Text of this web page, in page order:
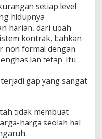
setiap level
hidupnya
harian, dari upah
kontrak, bahkan
non formal dengan
tetap. Itu
gap yang sangat
tidak membuat
harga seolah hal